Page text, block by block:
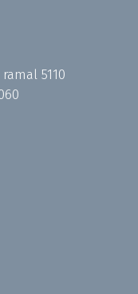
5110